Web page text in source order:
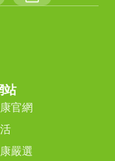
站
官網
嚴選